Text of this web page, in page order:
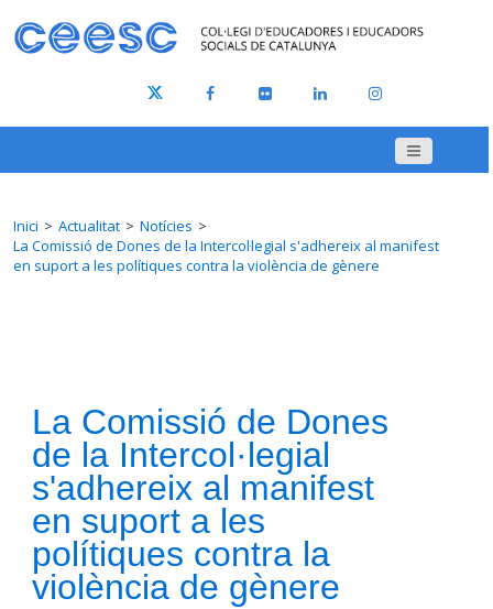
Inici Actualitat
Notícies
La Comissió de Dones de la Intercol·legial s'adhereix al manifest
en suport a les polítiques contra la violència de gènere
La Comissió de Dones
de la Intercol·legial
s'adhereix al manifest
en suport a les
polítiques contra la
violència de gènere